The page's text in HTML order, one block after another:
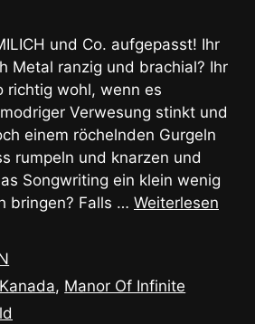
und Co. aufgepasst! Ihr
Metal ranzig und brachial? Ihr
richtig wohl, wenn es
Verwesung stinkt und
einem röchelnden Gurgeln
rumpeln und knarzen und
Songwriting ein klein wenig
bringen? Falls … Weiterlesen
Kanada, Manor Of Infinite